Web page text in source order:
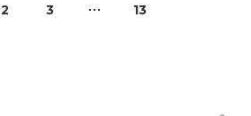
2 3 13